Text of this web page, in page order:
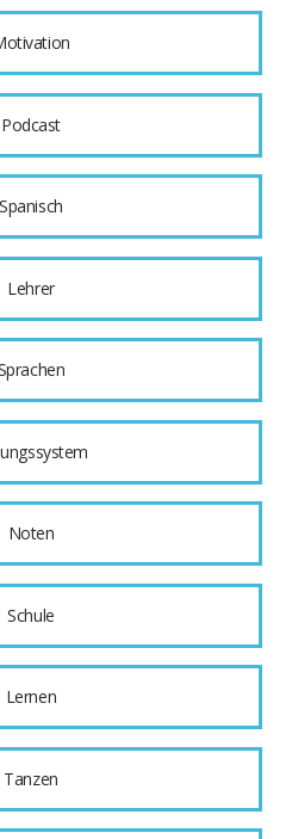
Podcast
Spanisch
Lehrer
Noten
Schule
Lernen
Tanzen